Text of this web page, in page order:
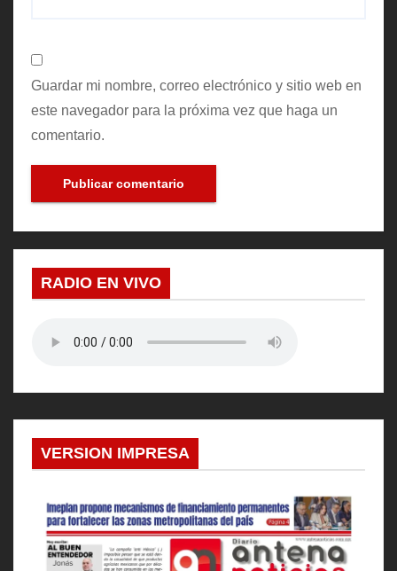
Guardar mi nombre, correo electrónico y sitio web en
este navegador para la próxima vez que haga un
comentario.
RADIO EN VIVO
VERSION IMPRESA